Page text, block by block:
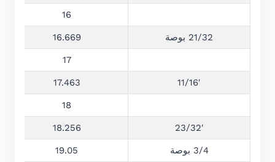
16
21/32 بوصة 16.669
17
11/16′
17.463
18
23/32′
18.256
3/4 بوصة 19.05